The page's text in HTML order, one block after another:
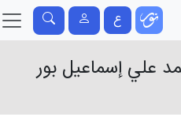
ع
علي إسماعیل بور